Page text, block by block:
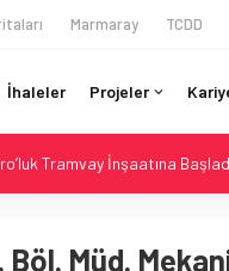
Marmaray TCDD
İhaleler Projeler
Tramvay İnşaatına
308 Bin Rupiye Özel
Böl. Müd.